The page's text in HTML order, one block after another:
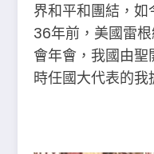
界和平和團結，如
36年前，美國雷
會年會，我國由
時任國大代表的我